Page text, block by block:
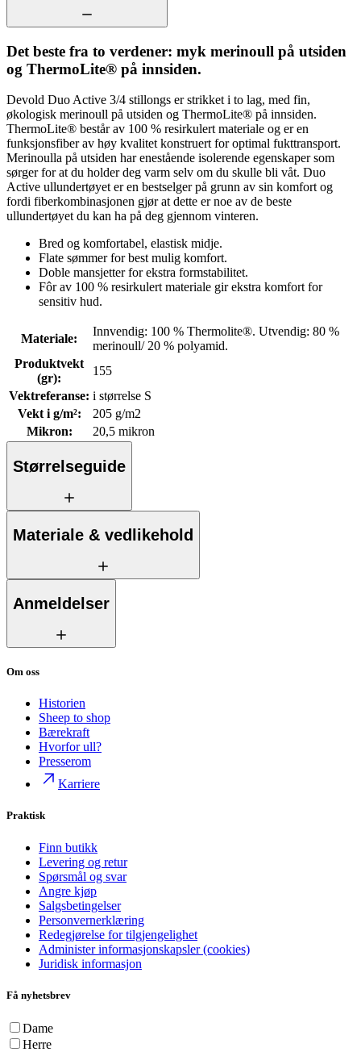
Det beste fra to verdener: myk merinoull på utsiden
og ThermoLite® på innsiden.
Devold Duo Active 3/4 stillongs er strikket i to lag, med fin,
økologisk merinoull på utsiden og ThermoLite® på innsiden.
ThermoLite® består av 100 % resirkulert materiale og er en
funksjonsfiber av høy kvalitet konstruert for optimal fukttransport.
Merinoulla på utsiden har enestående isolerende egenskaper som
sørger for at du holder deg varm selv om du skulle bli våt. Duo
Active ullundertøyet er en bestselger på grunn av sin komfort og
fordi fiberkombinasjonen gjør at dette er noe av de beste
ullundertøyet du kan ha på deg gjennom vinteren.
Bred og komfortabel, elastisk midje.
Flate sømmer for best mulig komfort.
Doble mansjetter for ekstra formstabilitet.
Fôr av 100 % resirkulert materiale gir ekstra komfort for
sensitiv hud.
Materiale:
Innvendig: 100 % Thermolite®. Utvendig: 80 %
merinoull/ 20 % polyamid.
Produktvekt
(gr):
155
Vektreferanse: i størrelse S
Vekt i g/m²:
205 g/m2
Mikron: 20,5 mikron
Størrelseguide
Materiale & vedlikehold
Anmeldelser
Om oss
Historien
Sheep to shop
Bærekraft
Hvorfor ull?
Presserom
Karriere
Praktisk
Finn butikk
Levering og retur
Spørsmål og svar
Angre kjøp
Salgsbetingelser
Personvernerklæring
Redegjørelse for tilgjengelighet
Administer informasjonskapsler (cookies)
Juridisk informasjon
Få nyhetsbrev
Dame
Herre